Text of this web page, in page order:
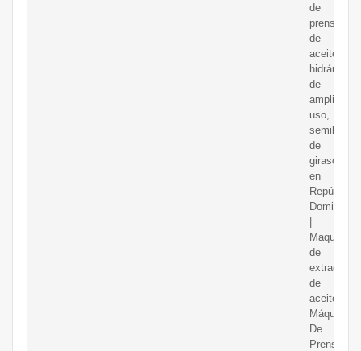
de
prensado
de
aceite
hidráulico
de
amplio
uso,
semillas
de
girasol
en
República
Maquinaria
de
extracción
de
aceite.
Máquina
De
Prensa